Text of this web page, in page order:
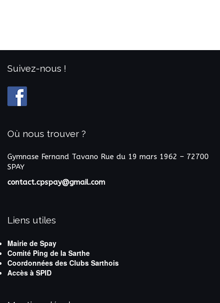
Suivez-nous !
Où nous trouver ?
Gymnase Fernand Tavano Rue du 19 mars 1962 – 72700
SPAY
contact.cpspay@gmail.com
Liens utiles
Mairie de Spay
Comité Ping de la Sarthe
Coordonnées des Clubs Sarthois
Accès à SPID